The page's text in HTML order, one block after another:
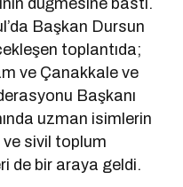
düğmesine bastı.
Başkan Dursun
toplantıda;
ve Çanakkale ve
Başkanı
uzman isimlerin
ve sivil toplum
de bir araya geldi.